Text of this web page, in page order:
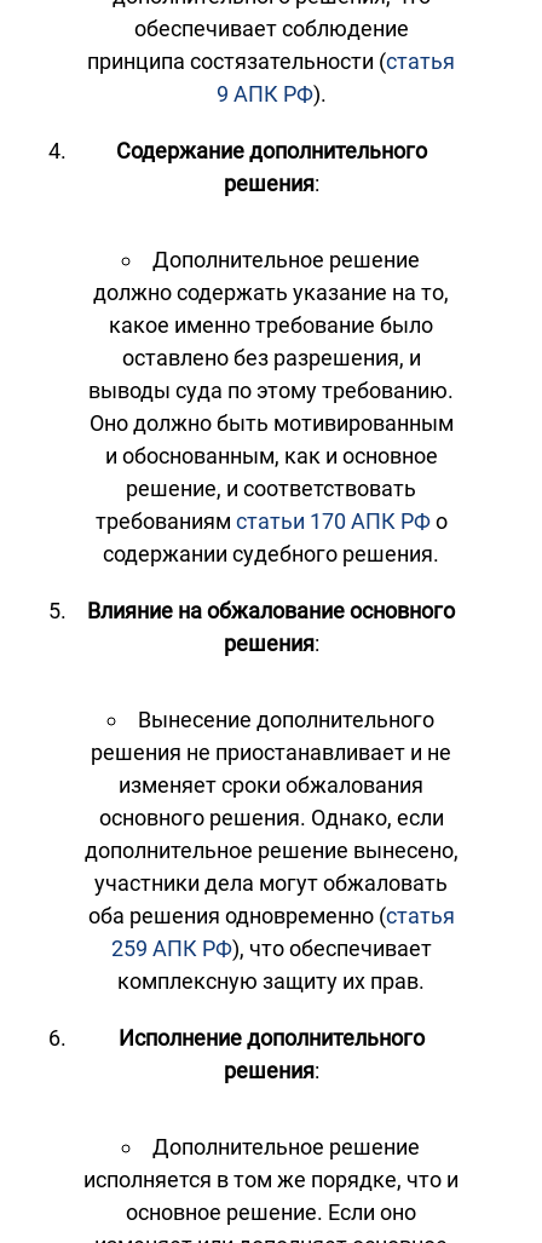
обеспечивает соблюдение
принципа состязательности (статья
9 АПК РФ).
Содержание дополнительного
решения:
Дополнительное решение
должно содержать указание на то,
какое именно требование было
оставлено без разрешения, и
выводы суда по этому требованию.
Оно должно быть мотивированным
и обоснованным, как и основное
решение, и соответствовать
требованиям статьи 170 АПК РФо
содержании судебного решения.
Влияние на обжалование основного
решения:
Вынесение дополнительного
решения не приостанавливает и не
изменяет сроки обжалования
основного решения. Однако, если
дополнительное решение вынесено,
участники дела могут обжаловать
оба решения одновременно (статья
259 АПК РФ), что обеспечивает
комплексную защиту их прав.
Исполнение дополнительного
решения:
Дополнительное решение
исполняется в том же порядке, что и
основное решение. Если оно